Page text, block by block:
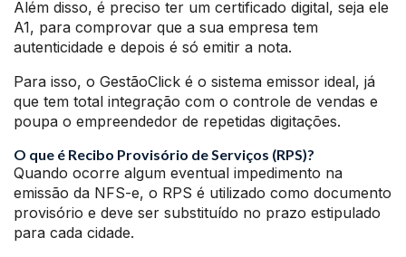
Além disso, é preciso ter um certificado digital, seja ele
A1, para comprovar que a sua empresa tem
autenticidade e depois é só emitir a nota.
Para isso, o GestãoClick é o sistema emissor ideal, já
que tem total integração com o controle de vendas e
poupa o empreendedor de repetidas digitações.
O que é Recibo Provisório de Serviços (RPS)?
Quando ocorre algum eventual impedimento na
emissão da NFS-e, o RPS é utilizado como documento
provisório e deve ser substituído no prazo estipulado
para cada cidade.